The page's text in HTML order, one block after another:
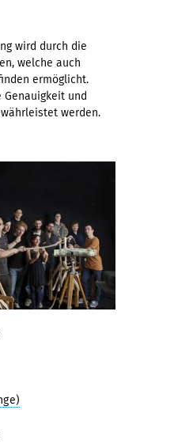
wird durch die
welche auch
ermöglicht.
Genauigkeit und
werden.